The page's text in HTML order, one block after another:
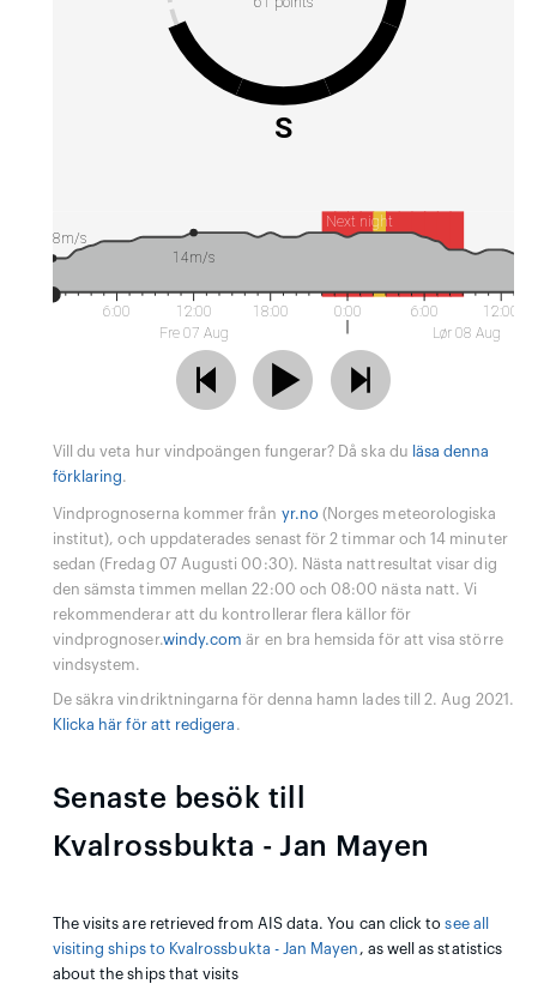
S
Next night
6:00
12:00
Fre 07 Aug
18:00 0:00 6:00
12:00
Lør 08 Aug
14m/s
8m/s
Vill du veta hur vindpoängen fungerar? Då ska du läsa denna
förklaring.
Vindprognoserna kommer från yr.no (Norges meteorologiska
institut), och uppdaterades senast för 2 timmar och 14 minuter
sedan (Fredag 07 Augusti 00:30). Nästa nattresultat visar dig
den sämsta timmen mellan 22:00 och 08:00 nästa natt. Vi
rekommenderar att du kontrollerar flera källor för
vindprognoser.windy.com är en bra hemsida för att visa större
vindsystem.
De säkra vindriktningarna för denna hamn lades till 2. Aug 2021.
Klicka här för att redigera .
Senaste besök till
Kvalrossbukta - Jan Mayen
The visits are retrieved from AIS data. You can click tosee all
visiting ships to Kvalrossbukta - Jan Mayen , as well as statistics
about the ships that visits